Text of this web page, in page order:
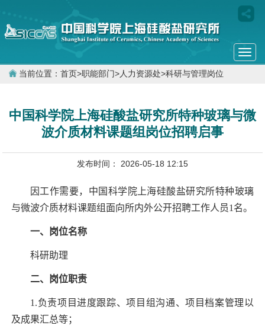
当前位置： 首页>职能部门>人力资源处>科研与管理岗位
中国科学院上海硅酸盐研究所特种玻璃与微
波介质材料课题组岗位招聘启事
发布时间： 2026-05-18 12:15
因工作需要，中国科学院上海硅酸盐研究所特种玻璃
与微波介质材料课题组 面向所内外公开招聘工作人员1 名。
一、岗位名称
科研助理
二、岗位职责
1.负责项目进度跟踪、项目组沟通、项目档案管理以
及成果汇总等；